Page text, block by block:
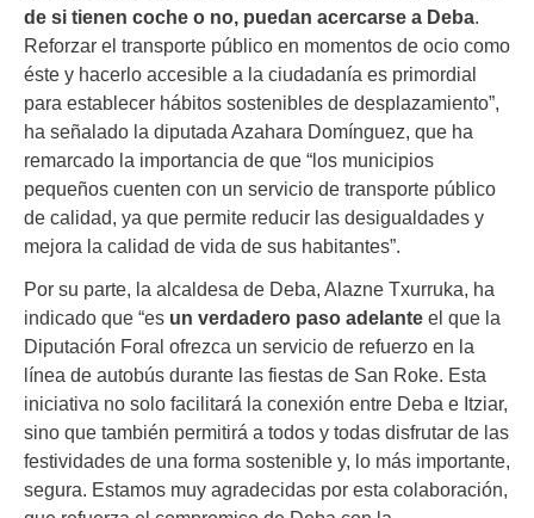
de si tienen coche o no, puedan acercarse a Deba.
Reforzar el transporte público en momentos de ocio como
éste y hacerlo accesible a la ciudadanía es primordial
para establecer hábitos sostenibles de desplazamiento”,
ha señalado la diputada Azahara Domínguez, que ha
remarcado la importancia de que “los municipios
pequeños cuenten con un servicio de transporte público
de calidad, ya que permite reducir las desigualdades y
mejora la calidad de vida de sus habitantes”.
Por su parte, la alcaldesa de Deba, Alazne Txurruka, ha
indicado que “es un verdadero paso adelante el que la
Diputación Foral ofrezca un servicio de refuerzo en la
línea de autobús durante las fiestas de San Roke. Esta
iniciativa no solo facilitará la conexión entre Deba e Itziar,
sino que también permitirá a todos y todas disfrutar de las
festividades de una forma sostenible y, lo más importante,
segura. Estamos muy agradecidas por esta colaboración,